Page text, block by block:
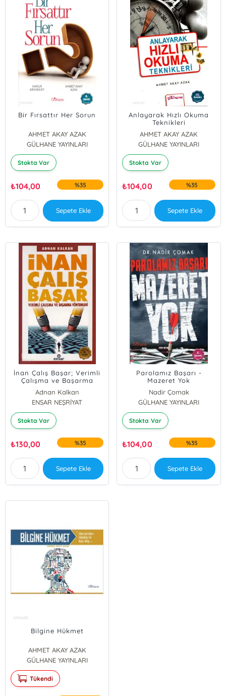
Bir Fırsattır Her Sorun
AHMET AKAY AZAK
Harun Arıkmert
GÜLHANE YAYINLARI
Stokta Var
₺104,00 %35
Sepete Ekle
Anlayarak Hızlı Okuma
Teknikleri
AHMET AKAY AZAK
GÜLHANE YAYINLARI
Stokta Var
₺104,00 %35
Sepete Ekle
İnan Çalış Başar; Verimli
Çalışma ve Başarma
Yöntemleri
Adnan Kalkan
ENSAR NEŞRİYAT
Stokta Var
₺130,00 %35
Sepete Ekle
Parolamız Başarı -
Mazeret Yok
Nadir Çomak
GÜLHANE YAYINLARI
Stokta Var
₺104,00 %35
Sepete Ekle
Bilgine Hükmet
AHMET AKAY AZAK
GÜLHANE YAYINLARI
Tükendi